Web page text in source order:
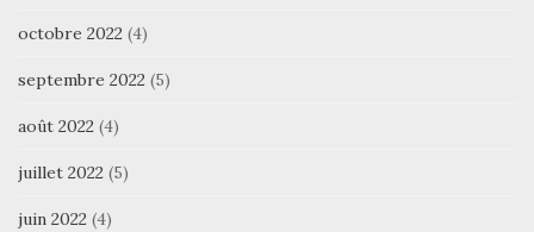
octobre 2022 (4)
septembre 2022 (5)
août 2022 (4)
juillet 2022 (5)
juin 2022 (4)